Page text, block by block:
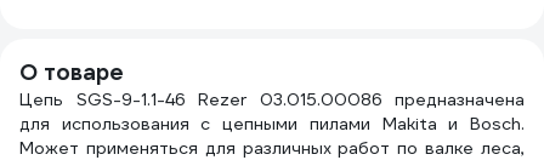
О товаре
Цепь SGS-9-1.1-46 Rezer 03.015.00086 предназначена
для использования с цепными пилами Makita и Bosch.
Может применяться для различных работ по валке леса,